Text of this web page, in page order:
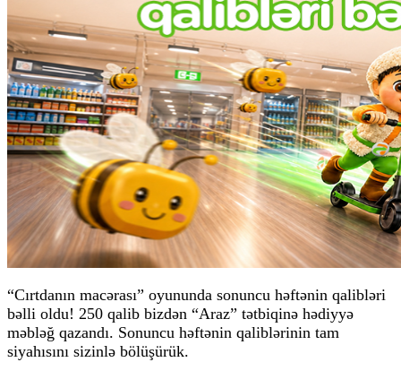
“Cırtdanın macərası” oyununda sonuncu həftənin qalibləri
bəlli oldu! 250 qalib bizdən “Araz” tətbiqinə hədiyyə
məbləğ qazandı. Sonuncu həftənin qaliblərinin tam
siyahısını sizinlə bölüşürük.